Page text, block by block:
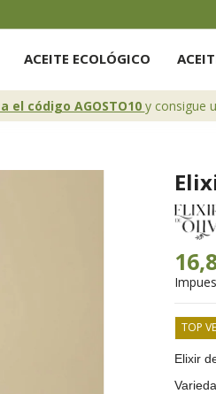
ACEITE ECOLÓGICO
el código AGOSTO10 y consigue
TOP
Elixir